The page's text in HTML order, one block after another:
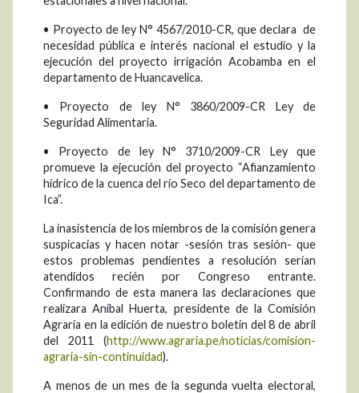
• Proyecto de ley N° 4567/2010-CR, que declara de
necesidad pública e interés nacional el estudio y la
ejecución del proyecto irrigación Acobamba en el
departamento de Huancavelica.
• Proyecto de ley N° 3860/2009-CR Ley de
Seguridad Alimentaria.
• Proyecto de ley N° 3710/2009-CR Ley que
promueve la ejecución del proyecto “Afianzamiento
hídrico de la cuenca del río Seco del departamento de
Ica”.
La inasistencia de los miembros de la comisión genera
suspicacias y hacen notar -sesión tras sesión- que
estos problemas pendientes a resolución serían
atendidos recién por Congreso entrante.
Confirmando de esta manera las declaraciones que
realizara Aníbal Huerta, presidente de la Comisión
Agraria en la edición de nuestro boletín del 8 de abril
del 2011 (http://www.agraria.pe/noticias/comision-
agraria-sin-continuidad).
A menos de un mes de la segunda vuelta electoral,